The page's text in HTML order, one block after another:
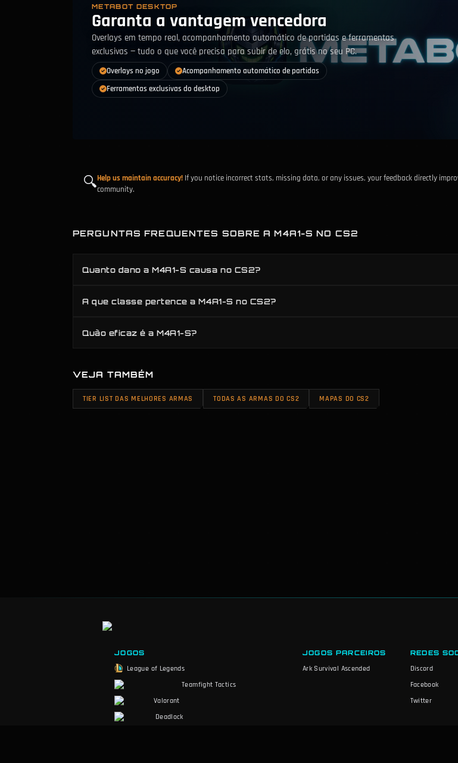
METABOT DESKTOP
Garanta a vantagem vencedora
Overlays em tempo real, acompanhamento automático de partidas e ferramentas
exclusivas — tudo o que você precisa para subir de elo, grátis no seu PC.
Overlays no jogo
Acompanhamento automático de partidas
Ferramentas exclusivas do desktop
🔍Help us maintain accuracy! If you notice incorrect stats, missing data, or any issues, your feedback directly
community.
PERGUNTAS FREQUENTES SOBRE A M4A1-S NO CS2
Quanto dano a M4A1-S causa no CS2?
A que classe pertence a M4A1-S no CS2?
Quão eficaz é a M4A1-S?
VEJA TAMBÉM
TIER LIST DAS MELHORES ARMAS TODAS AS ARMAS DO CS2 MAPAS DO CS2
JOGOS
League of Legends
Teamfight Tactics
Valorant
Deadlock
JOGOS PARCEIROS
Ark Survival Ascended
REDES
Discord
Facebook
Twitter